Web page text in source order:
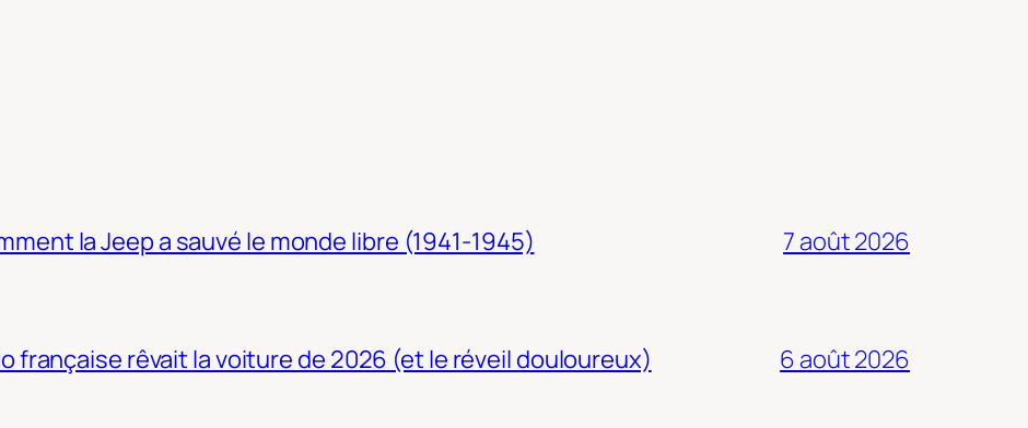
la Jeep a sauvé le monde libre (1941-1945) 7 août 2026
française rêvait la voiture de 2026 (et le réveil douloureux) 6 août 2026